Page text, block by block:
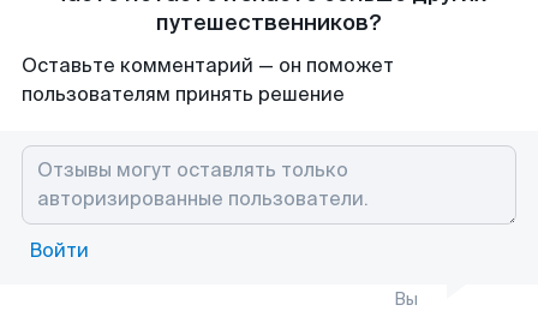
путешественников?
Оставьте комментарий — он поможет
пользователям принять решение
Войти
Вы